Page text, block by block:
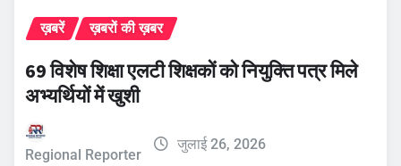
ख़बरें ख़बरों की ख़बर
69 विशेष शिक्षा एलटी शिक्षकों को नियुक्ति पत्र मिले
अभ्यर्थियों में खुशी
Regional Reporter
जुलाई 26, 2026